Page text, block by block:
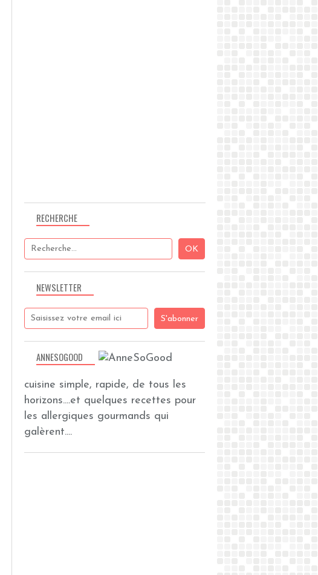
NEWSLETTER
RECHERCHE
ANNESOGOOD
cuisine simple, rapide, de tous les
horizons....et quelques recettes pour
les allergiques gourmands qui
galèrent....